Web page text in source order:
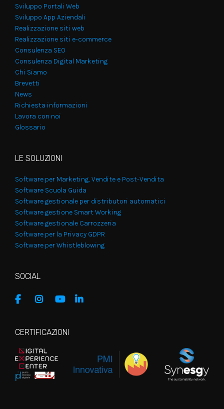
Sviluppo Portali Web
Sviluppo App Aziendali
Realizzazione siti web
Realizzazione siti e-commerce
Consulenza SEO
Consulenza Digital Marketing
Chi Siamo
Brevetti
News
Richiesta informazioni
Lavora con noi
Glossario
LE SOLUZIONI
Software per Marketing, Vendite e Post-Vendita
Software Scuola Guida
Software gestionale per distributori automatici
Software gestione Smart Working
Software gestionale Carrozzeria
Software per la Privacy GDPR
Software per Whistleblowing
SOCIAL
CERTIFICAZIONI